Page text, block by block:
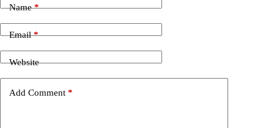
Name*
Email*
Website
Add Comment *